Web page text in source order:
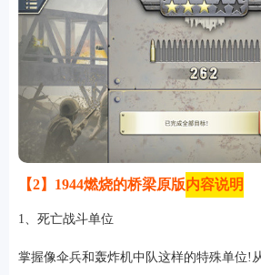
【2】1944燃烧的桥梁原版内容说明
1、死亡战斗单位
掌握像伞兵和轰炸机中队这样的特殊单位!